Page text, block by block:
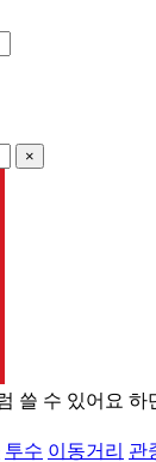
×
쓸 수 있어요 하
투수 이동거리 관